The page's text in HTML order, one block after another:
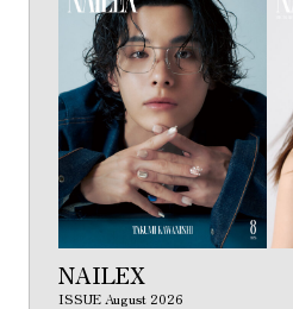
NAILEX
ISSUE August 2026